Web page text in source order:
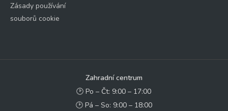
Zásady používání
souborů cookie
Zahradní centrum
🕑 Po – Čt: 9:00 – 17:00
🕑 Pá – So: 9:00 – 18:00